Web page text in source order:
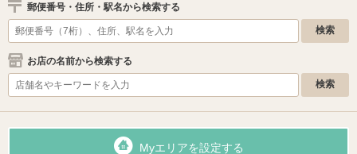
郵便番号・住所・駅名から検索する
お店の名前から検索する
Myエリアを設定する